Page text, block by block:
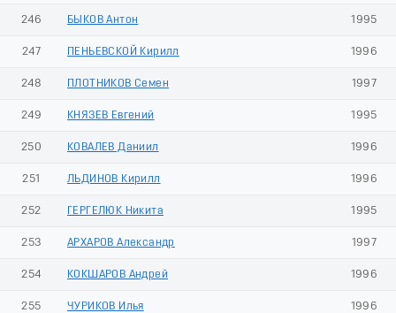
246 БЫКОВ Антон 1995
247 ПЕНЬЕВСКОЙ Кирилл 1996
248 ПЛОТНИКОВ Семен 1997
249 КНЯЗЕВ Евгений 1995
250 КОВАЛЕВ Даниил 1996
251 ЛЬДИНОВ Кирилл 1996
252 ГЕРГЕЛЮК Никита 1995
253 АРХАРОВ Александр 1997
254 КОКШАРОВ Андрей 1996
255 ЧУРИКОВ Илья 1996